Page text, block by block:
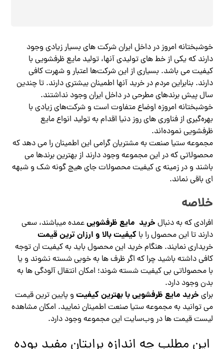
خوشبختانه امروز در داخل ایران شرکت های بسیار زیادی وجود
دارند که یکی از خط های تولیدی آنها، تولید مایع ظرفشویی با
کیفیت می باشد. بسیاری از این شرکت‌ها اعتبار و شهرت کافی
دارند. بنابراین مردم در خرید آنها اطمینان بیشتری دارند. تا چندین
سال پیش برندهای مطرحی در داخل ایران وجود نداشتند.
خوشبختانه امروزه اوضاع متفاوت است و شرکت‌های زیادی با
بهره‌گیری از فناوری‌ های روز دنیا اقدام به تولید انواع مایع
ظرفشویی نموده‌اند.
مجموعه ستیا صنعت به مشتریان گرامی این اطمینان را می دهد که
محصولاتی که در این مجموعه وجود دارند از بهترین برندها می
باشند و در زمینه ی کیفیت محصولات جای هیچ گونه شک و شبهه
ای باقی نماند.
خلاصه
افرادی که به دنبال خرید مایع ظرفشوییعمده میباشند، سعی
دارند تا این محصول را باکیفیت بالا و ارزان ترین قیمت
خریداری نمایند. هنگام خرید این محصول باید به کیفیت ان توجه
کافی داشته باشید چرا که اگر ظرف ها به خوبی شسته نشوند و یا
با محصولاتی بی کیفیت شسته شوند؛ امکان انتقال آلودگی ها به
بدن وجود دارد.
برای خرید مایع ظرفشویی با بهترین کیفیت و پایین ترین قیمت
می توانید به مجموعه ستیا صنعت اطمینان نمایید. امکان مشاهده
لیست قیمت ها در وب‌سایت این مجموعه وجود دارد.